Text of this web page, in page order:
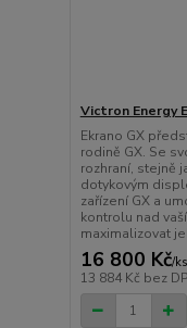
Victron Energy
Ekrano GX
rodině GX. Se
rozhraní, stejně
dotykovým
zařízení GX a
kontrolu nad
maximalizovat
16 800 Kč/ks
13 884 Kč bez